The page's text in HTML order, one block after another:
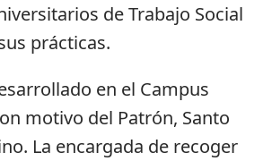
de Trabajo Social
prácticas.
en el Campus
motivo del Patrón, Santo
La encargada de recoger